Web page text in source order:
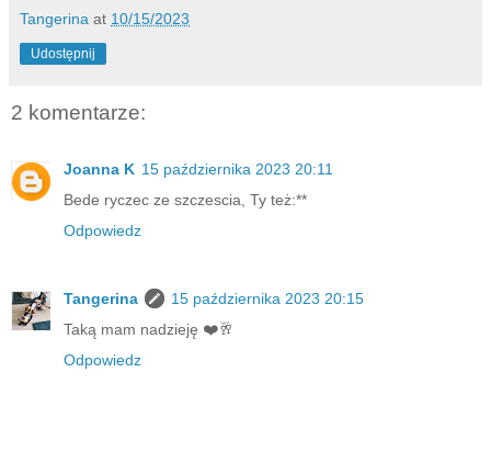
Tangerina at 10/15/2023
Udostępnij
2 komentarze:
Joanna K 15 października 2023 20:11
Bede ryczec ze szczescia, Ty też:**
Odpowiedz
Tangerina
15 października 2023 20:15
Taką mam nadzieję ❤️🥂
Odpowiedz